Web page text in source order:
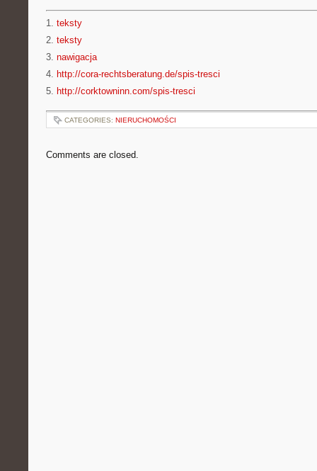
1. teksty
2. teksty
3. nawigacja
4. http://cora-rechtsberatung.de/spis-tresci
5. http://corktowninn.com/spis-tresci
CATEGORIES: NIERUCHOMOŚCI
Comments are closed.